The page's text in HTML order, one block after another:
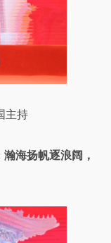
主持
海扬帆逐浪阔，